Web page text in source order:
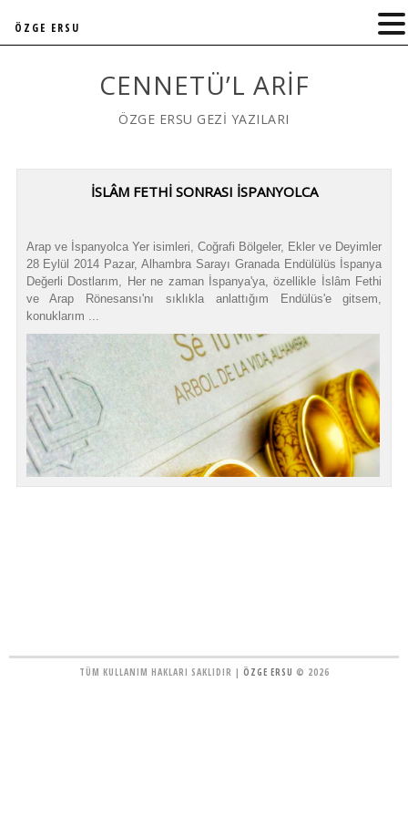
CENNETÜ’L ARIF
ÖZGE ERSU GEZİ YAZILARI
İSLÂM FETHİ SONRASI İSPANYOLCA
Arap ve İspanyolca Yer isimleri, Coğrafi Bölgeler, Ekler ve Deyimler
28 Eylül 2014 Pazar, Alhambra Sarayı Granada Endülülüs İspanya
Değerli Dostlarım, Her ne zaman İspanya'ya, özellikle İslâm Fethi
ve Arap Rönesansı'nı sıklıkla anlattığım Endülüs'e gitsem,
konuklarım ...
TÜM KULLANIM HAKLARI SAKLIDIR | ÖZGE ERSU © 2026
ÖZGE ERSU